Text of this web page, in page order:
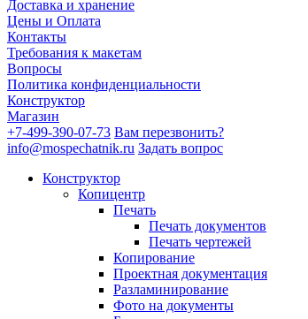
Доставка и хранение
Цены и Оплата
Контакты
Требования к макетам
Вопросы
Политика конфиденциальности
Конструктор
Магазин
+7-499-390-07-73 Вам перезвонить?
info@mospechatnik.ru Задать вопрос
Конструктор
Копицентр
Печать
Печать документов
Печать чертежей
Копирование
Проектная документация
Разламинирование
Фото на документы